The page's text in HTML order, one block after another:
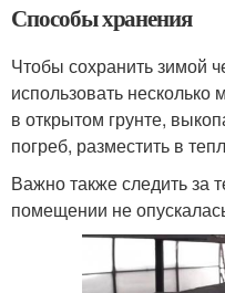
Способы хранения
Чтобы сохранить зимой
использовать несколько
в открытом грунте,
погреб, разместить в
Важно также следить за
помещении не